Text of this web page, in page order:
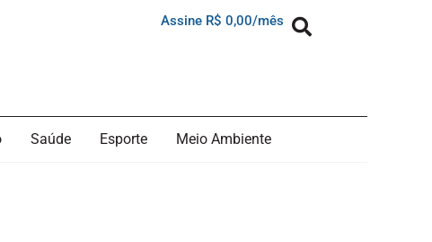
Assine R$ 0,00/mês
Saúde Esporte Meio Ambiente